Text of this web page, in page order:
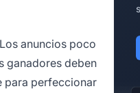
anuncios poco
ganadores deben
para perfeccionar